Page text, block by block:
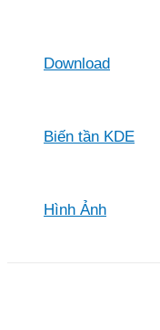
Download
Biến tần KDE
Hình Ảnh